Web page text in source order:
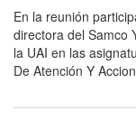
En la reunión
directora del Samco
la UAI en las
De Atención Y